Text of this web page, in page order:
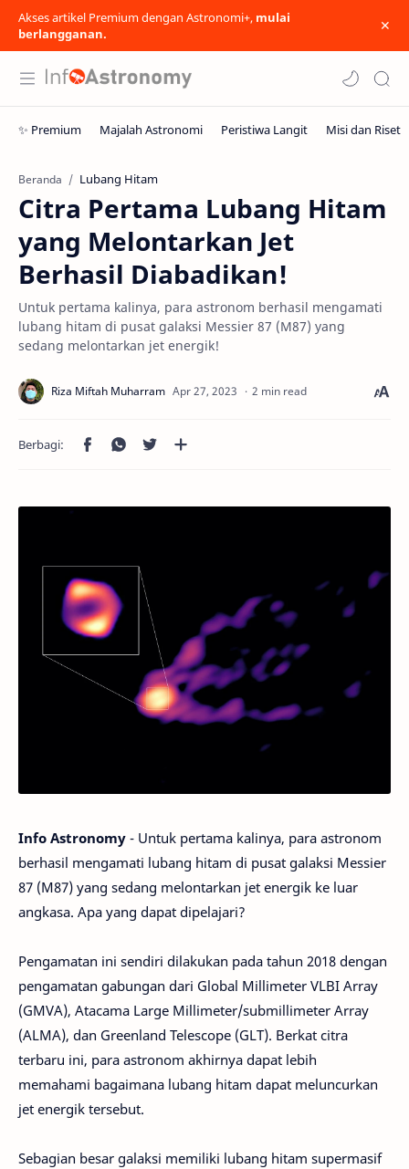
Akses artikel Premium dengan Astronomi+, mulai
berlangganan.
Beranda Lubang Hitam
Citra Pertama Lubang Hitam
yang Melontarkan Jet
Berhasil Diabadikan!
Untuk pertama kalinya, para astronom berhasil mengamati
lubang hitam di pusat galaksi Messier 87 (M87) yang
sedang melontarkan jet energik!
2 min read
Info Astronomy - Untuk pertama kalinya, para astronom
berhasil mengamati lubang hitam di pusat galaksi Messier
87 (M87) yang sedang melontarkan jet energik ke luar
angkasa. Apa yang dapat dipelajari?
Pengamatan ini sendiri dilakukan pada tahun 2018 dengan
pengamatan gabungan dari Global Millimeter VLBI Array
(GMVA), Atacama Large Millimeter/submillimeter Array
(ALMA), dan Greenland Telescope (GLT). Berkat citra
terbaru ini, para astronom akhirnya dapat lebih
memahami bagaimana lubang hitam dapat meluncurkan
jet energik tersebut.
Sebagian besar galaksi memiliki lubang hitam supermasif